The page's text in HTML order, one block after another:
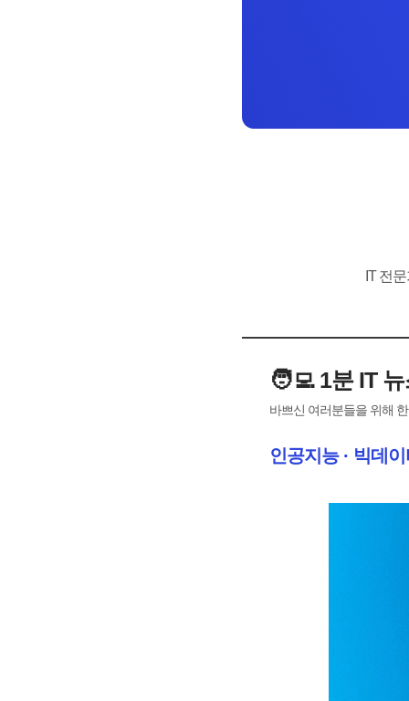
IT 전
🧑‍💻 1분 IT
바쁘신 여러분들을 위해
인공지능 · 빅데